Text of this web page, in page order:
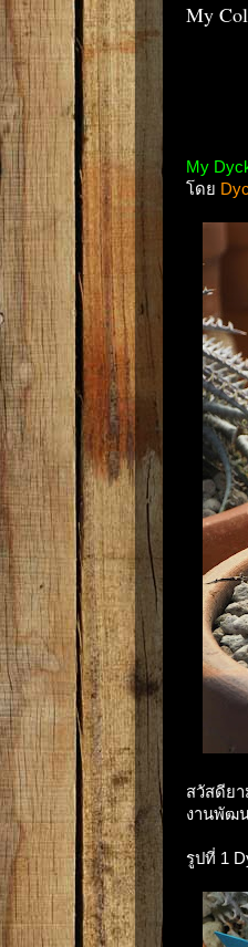
My
My
โดย
สวัสดียา
งานพัฒ
รูปที่ 1